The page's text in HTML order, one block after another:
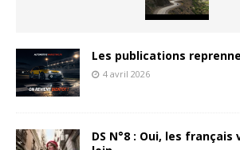
Les publications
4 avril 2026
DS N°8 : Oui, les